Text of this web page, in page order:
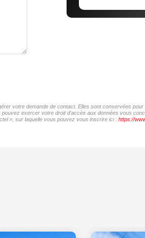
votre demande de contact. Elles sont conservées
exercer votre droit d'accès aux données vous
», sur laquelle vous pouvez vous inscrire ici : https://